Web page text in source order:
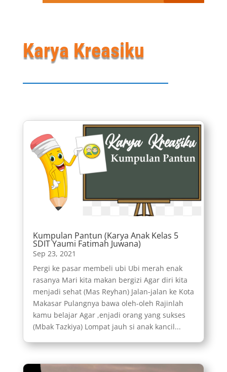
Karya Kreasiku
Kumpulan Pantun (Karya Anak Kelas 5
SDIT Yaumi Fatimah Juwana)
Sep 23, 2021
Pergi ke pasar membeli ubi Ubi merah enak
rasanya Mari kita makan bergizi Agar diri kita
menjadi sehat (Mas Reyhan) Jalan-jalan ke Kota
Makasar Pulangnya bawa oleh-oleh Rajinlah
kamu belajar Agar ,enjadi orang yang sukses
(Mbak Tazkiya) Lompat jauh si anak kancil...